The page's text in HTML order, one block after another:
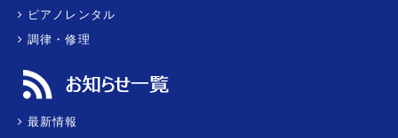
ピアノレンタル
調律・修理
最新情報